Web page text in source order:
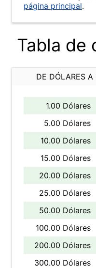
página principal.
Tabla de
DE DÓLARES A
1.00 Dólares
5.00 Dólares
10.00 Dólares
15.00 Dólares
20.00 Dólares
25.00 Dólares
50.00 Dólares
100.00 Dólares
200.00 Dólares
300.00 Dólares